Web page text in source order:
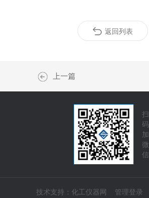
返回列表
上一篇
扫
码
加
微
信
技术支持： 化工仪器网 管理登录